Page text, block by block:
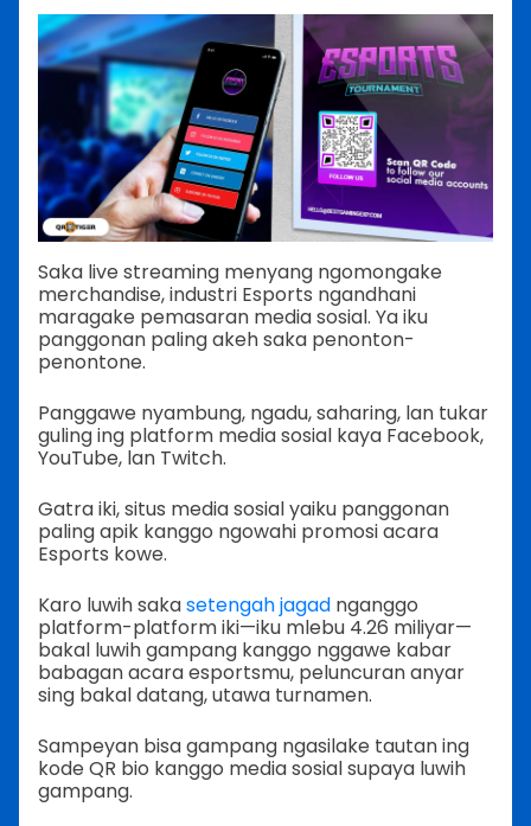
Saka live streaming menyang ngomongake
merchandise, industri Esports ngandhani
maragake pemasaran media sosial. Ya iku
panggonan paling akeh saka penonton-
penontone.
Panggawe nyambung, ngadu, saharing, lan tukar
guling ing platform media sosial kaya Facebook,
YouTube, lan Twitch.
Gatra iki, situs media sosial yaiku panggonan
paling apik kanggo ngowahi promosi acara
Esports kowe.
Karo luwih sakasetengah jagad nganggo
platform-platform iki—iku mlebu 4.26 miliyar—
bakal luwih gampang kanggo nggawe kabar
babagan acara esportsmu, peluncuran anyar
sing bakal datang, utawa turnamen.
Sampeyan bisa gampang ngasilake tautan ing
kode QR bio kanggo media sosial supaya luwih
gampang.